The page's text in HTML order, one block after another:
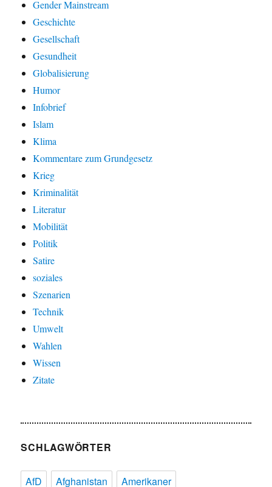
Gender Mainstream
Geschichte
Gesellschaft
Gesundheit
Globalisierung
Humor
Infobrief
Islam
Klima
Kommentare zum Grundgesetz
Krieg
Kriminalität
Literatur
Mobilität
Politik
Satire
soziales
Szenarien
Technik
Umwelt
Wahlen
Wissen
Zitate
SCHLAGWÖRTER
AfD Afghanistan
Amerikaner